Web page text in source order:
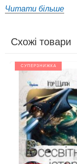
Читати більше
Схожі товари
СУПЕРЗНИЖКА